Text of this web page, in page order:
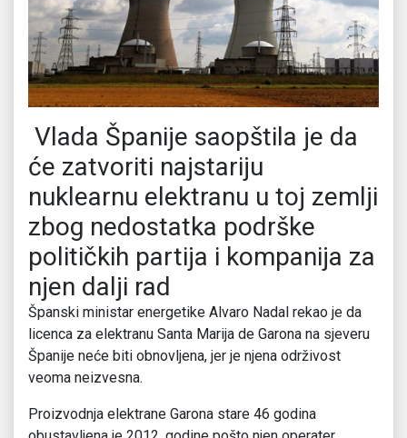
Vlada Španije saopštila je da
će zatvoriti najstariju
nuklearnu elektranu u toj zemlji
zbog nedostatka podrške
političkih partija i kompanija za
njen dalji rad
Španski ministar energetike Alvaro Nadal rekao je da
licenca za elektranu Santa Marija de Garona na sjeveru
Španije neće biti obnovljena, jer je njena održivost
veoma neizvesna.
Proizvodnja elektrane Garona stare 46 godina